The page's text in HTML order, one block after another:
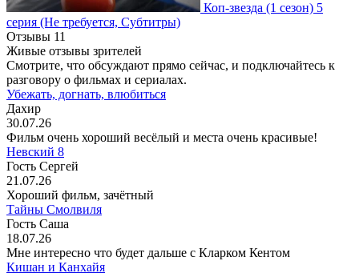
Коп-звезда (1 сезон) 5
серия (Не требуется, Субтитры)
Отзывы 11
Живые отзывы зрителей
Смотрите, что обсуждают прямо сейчас, и подключайтесь к
разговору о фильмах и сериалах.
Убежать, догнать, влюбиться
Дахир
30.07.26
Фильм очень хороший весёлый и места очень красивые!
Невский 8
Гость Сергей
21.07.26
Хороший фильм, зачётный
Тайны Смолвиля
Гость Саша
18.07.26
Мне интересно что будет дальше с Кларком Кентом
Кишан и Канхайя